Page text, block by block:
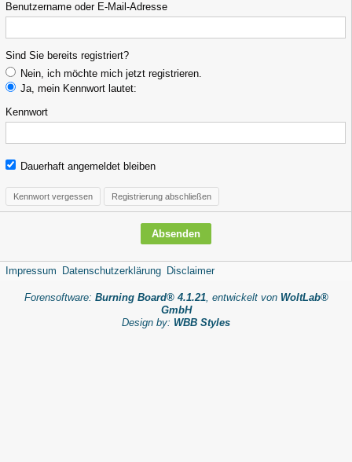
Benutzername oder E-Mail-Adresse
Sind Sie bereits registriert?
Nein, ich möchte mich jetzt registrieren.
Ja, mein Kennwort lautet:
Kennwort
Dauerhaft angemeldet bleiben
Kennwort vergessen Registrierung abschließen
Impressum Datenschutzerklärung Disclaimer
Forensoftware: Burning Board® 4.1.21, entwickelt von WoltLab®
GmbH
Design by: WBB Styles